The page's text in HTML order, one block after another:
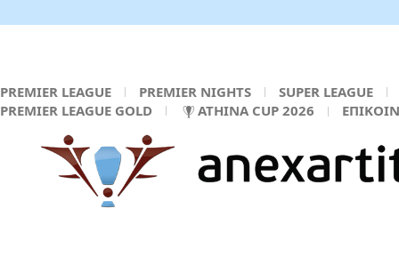
PREMIER LEAGUE PREMIER NIGHTS
SUPER LEAGUE
PREMIER LEAGUE GOLD
ATHINA CUP 2026